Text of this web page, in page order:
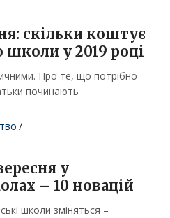
скільки коштує
школи у 2019 році
Про те, що потрібно
починають
/
у
– 10 новацій
школи зміняться –